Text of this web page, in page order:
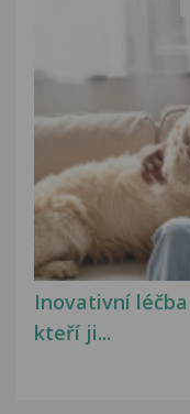
Inovativní
kteří ji...